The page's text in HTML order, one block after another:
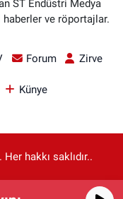
ST Endüstri Medya
ve röportajlar.
Forum
Zirve
Künye
hakkı saklıdır..